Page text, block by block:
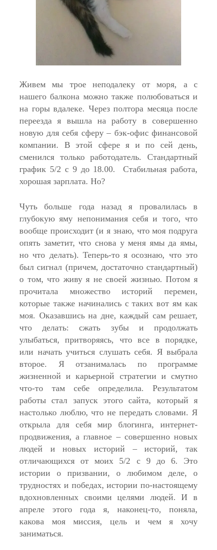
Живем мы трое неподалеку от моря, а с
нашего балкона можно также полюбоваться и
на горы вдалеке. Через полтора месяца после
переезда я вышла на работу в совершенно
новую для себя сферу – бэк-офис финансовой
компании. В этой сфере я и по сей день,
сменился только работодатель. Стандартный
график 5/2 с 9 до 18.00. Стабильная работа,
хорошая зарплата. Но?
Чуть больше года назад я провалилась в
глубокую яму непонимания себя и того, что
вообще происходит (и я знаю, что моя подруга
опять заметит, что снова у меня ямы да ямы,
но что делать). Теперь-то я осознаю, что это
был сигнал (причем, достаточно стандартный)
о том, что живу я не своей жизнью. Потом я
прочитала множество историй перемен,
которые также начинались с таких вот ям как
моя. Оказавшись на дне, каждый сам решает,
что делать: сжать зубы и продолжать
улыбаться, притворяясь, что все в порядке,
или начать учиться слушать себя. Я выбрала
второе. Я отзанималась по программе
жизненной и карьерной стратегии и смутно
что-то там себе определила. Результатом
работы стал запуск этого сайта, который я
настолько люблю, что не передать словами. Я
открыла для себя мир блогинга, интернет-
продвижения, а главное – совершенно новых
людей и новых историй – историй, так
отличающихся от моих 5/2 с 9 до 6. Это
истории о призвании, о любимом деле, о
трудностях и победах, истории по-настоящему
вдохновленных своими целями людей. И в
апреле этого года я, наконец-то, поняла,
какова моя миссия, цель и чем я хочу
заниматься.